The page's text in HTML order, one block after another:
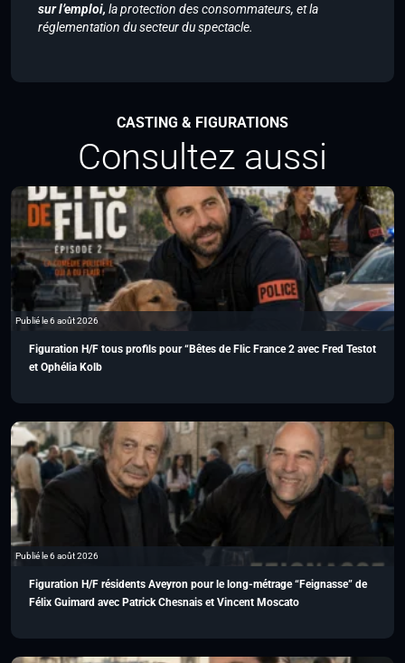
sur l’emploi, la protection des consommateurs, et la
réglementation du secteur du spectacle.
CASTING & FIGURATIONS
Consultez aussi
Publié le 6 août 2026
Figuration H/F tous profils pour “Bêtes de Flic France 2 avec Fred Testot
et Ophélia Kolb
Publié le 6 août 2026
Figuration H/F résidents Aveyron pour le long-métrage “Feignasse” de
Félix Guimard avec Patrick Chesnais et Vincent Moscato